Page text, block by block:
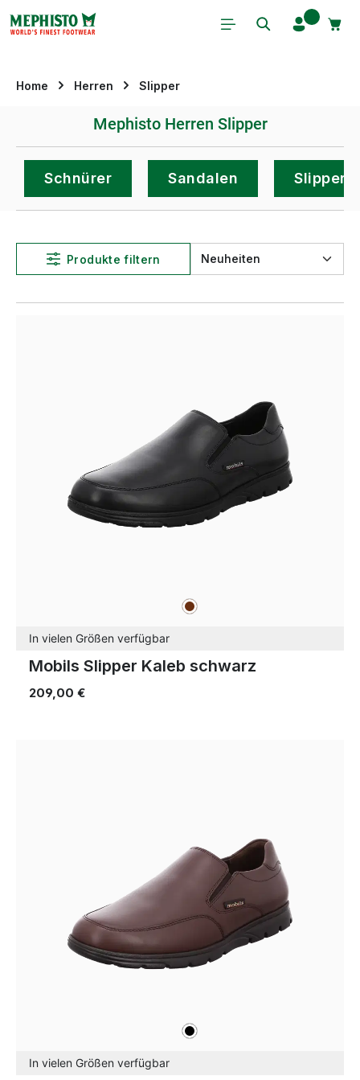
Zum Hauptinhalt springen
Home Herren Slipper
Mephisto Herren Slipper
Schnürer Sandalen Slipper
Produkte filtern
braun
In vielen Größen verfügbar
Mobils Slipper Kaleb schwarz
209,00 €
schwarz
In vielen Größen verfügbar